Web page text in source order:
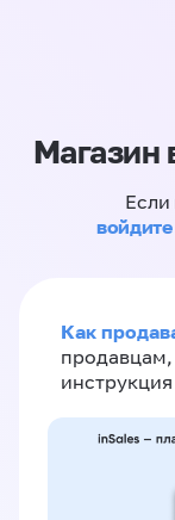
Магазин
Если
Как
продавцам,